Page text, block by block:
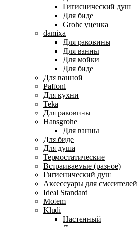
Гигиенический душ
Для биде
Grohe уценка
damixa
Для раковины
Для ванны
Для мойки
Для биде
Для ванной
Paffoni
Для кухни
Teka
Для раковины
Hansgrohe
Для ванны
Для биде
Для душа
Термостатические
Встраиваемые (разное)
Гигиенический душ
Аксессуары для смесителей
Ideal Standard
Mofem
Kludi
Настенный